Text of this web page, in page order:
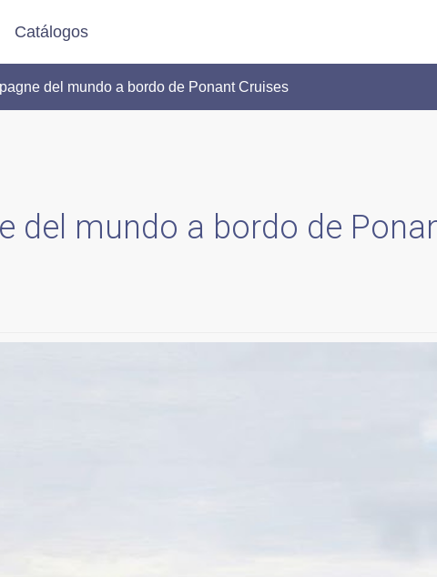
Catálogos
del mundo a bordo de Ponant Cruises
del mundo a bordo de